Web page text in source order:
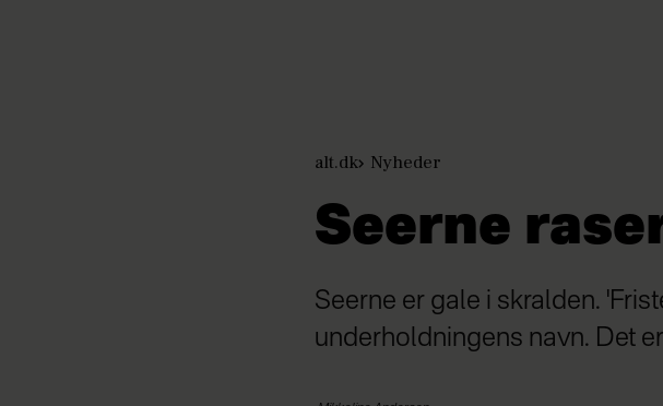
alt.dk Nyheder
Seerne
Seerne er gale i skralden.
underholdningens navn. Det